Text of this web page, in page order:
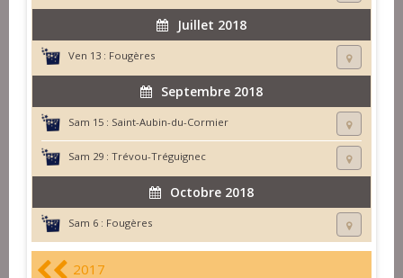
Juillet 2018
Ven 13 : Fougères
Septembre 2018
Sam 15 : Saint-Aubin-du-Cormier
Sam 29 : Trévou-Tréguignec
Octobre 2018
Sam 6 : Fougères
2017